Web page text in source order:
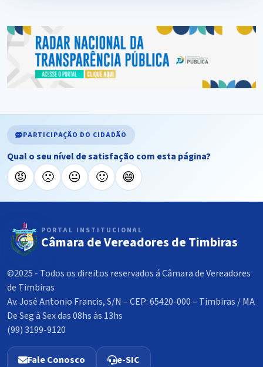
PARTICIPAÇÃO DO CIDADÃO
Qual o seu nível de satisfação com esta página?
😡 🙁 😐 🙂 😄
PORTAL INSTITUCIONAL
Câmara de Vereadores de Timbiras
©2025 - Todos os direitos reservados á Câmara de Vereadores
de Timbiras
Av. José Antonio Francis, S/N – CEP: 65420-000 – Timbiras / MA
De Seg à Sex das 08hs às 13hs
(99) 3199-9120
Fale Conosco e-SIC